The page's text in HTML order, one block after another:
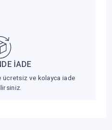
İADE
ücretsiz ve kolayca iade